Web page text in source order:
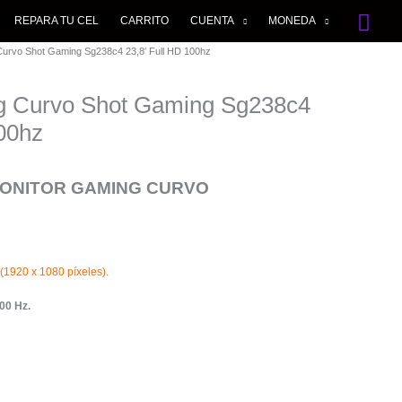
REPARA TU CEL CARRITO CUENTA MONEDA
Shot Gaming Sg238c4 23,8′ Full HD 100hz
Curvo Shot Gaming Sg238c4
GAMING CURVO
x 1080 píxeles).
Hz.